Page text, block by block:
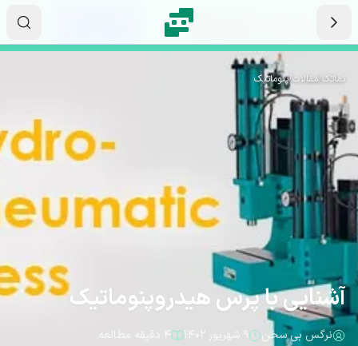
نماتک/مقالات/پنوماتیک
آشنایی با پرس هیدروپنوماتیک
نرگس بی سخن ۹ شهریور ۱۴۰۲ ۴ دقیقه مطالعه